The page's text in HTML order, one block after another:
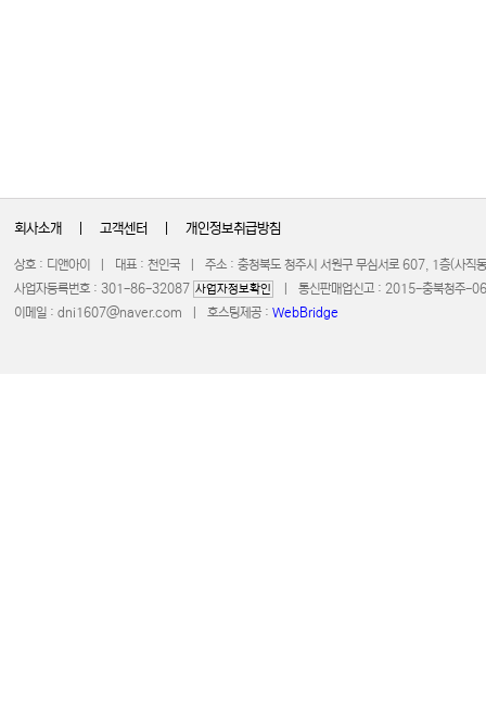
회사소개 고객센터 개인정보취급방침
상호 : 디앤아이 | 대표 : 천인국 | 주소 : 충청북도 청주시 서원구 무심서로 607, 1층(사직
사업자등록번호 : 301-86-32087 사업자정보확인
| 통신판매업신고 : 2015-충북청
이메일 : dni1607@naver.com | 호스팅제공 : WebBridge